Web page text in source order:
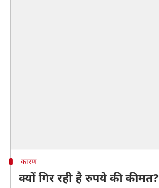
कारण
क्यों गिर रही है रुपये की कीमत?